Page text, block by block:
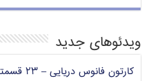
ویدئوهای جدید
کارتون فانوس دریایی – ۲۳ قسمتی (دوبله فارسی)